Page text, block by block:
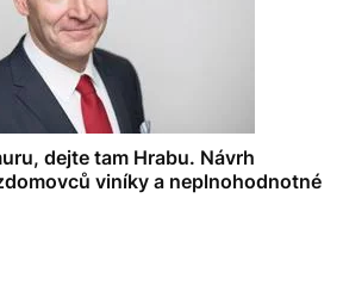
dejte tam Hrabu. Návrh
viníky a neplnohodnotné